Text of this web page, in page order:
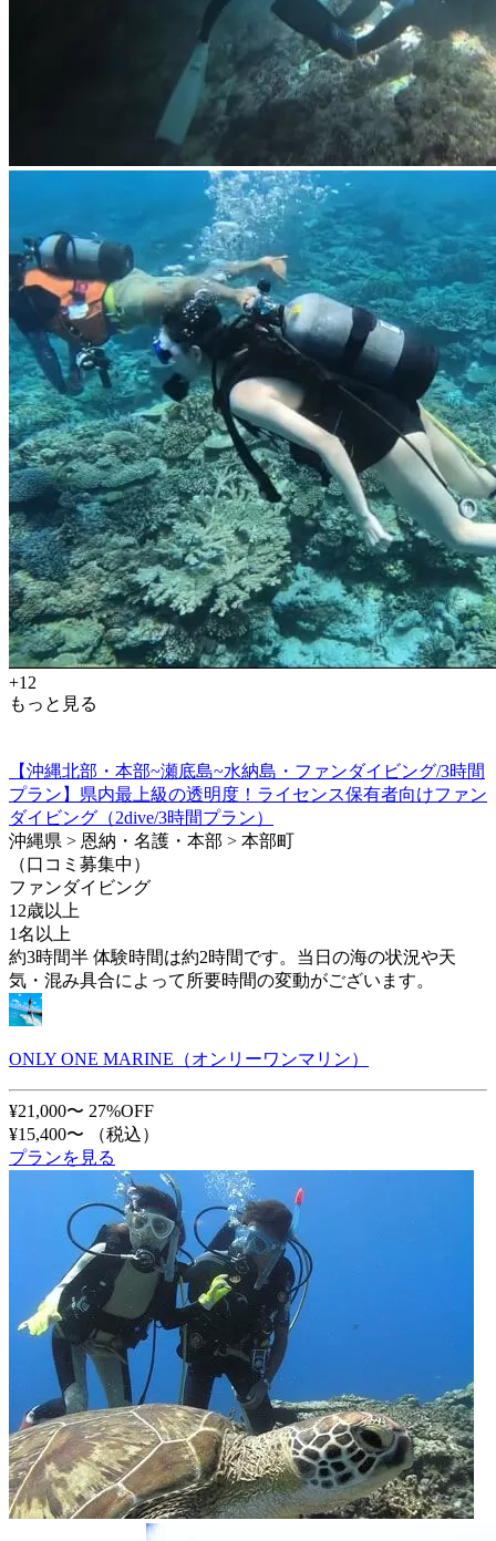
+12
もっと見る
【沖縄北部・本部~瀬底島~水納島・ファンダイビング/3時間
プラン】県内最上級の透明度！ライセンス保有者向けファン
ダイビング（2dive/3時間プラン）
沖縄県 > 恩納・名護・本部 > 本部町
（口コミ募集中）
ファンダイビング
12歳以上
1名以上
約3時間半 体験時間は約2時間です。当日の海の状況や天
気・混み具合によって所要時間の変動がございます。
ONLY ONE MARINE（オンリーワンマリン）
¥21,000〜 27%OFF
¥15,400〜
（税込）
プランを見る